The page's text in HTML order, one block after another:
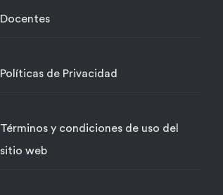
Docentes
Políticas de Privacidad
Términos y condiciones de uso del
sitio web